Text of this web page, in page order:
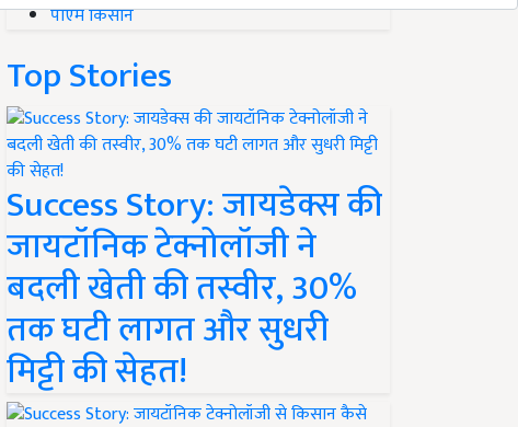
पीएम किसान
Top Stories
Success Story: जायडेक्स की
जायटॉनिक टेक्नोलॉजी ने
बदली खेती की तस्वीर, 30%
तक घटी लागत और सुधरी
मिट्टी की सेहत!